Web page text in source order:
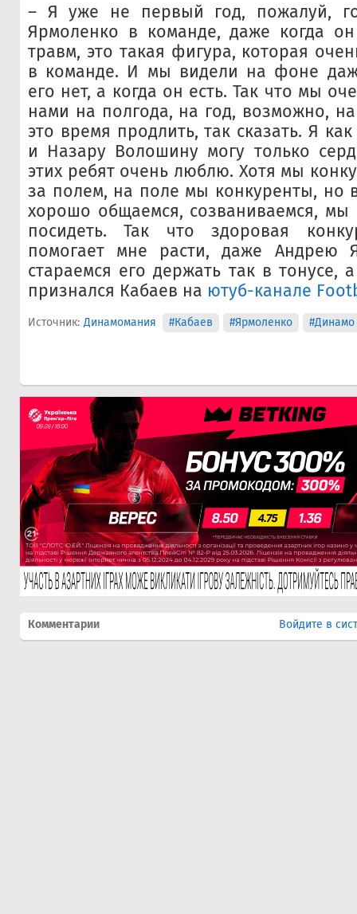
– Я уже не первый год, пожалуй,
Ярмоленко в команде, даже когда
травм, это такая фигура, которая
в команде. И мы видели на фоне
его нет, а когда он есть. Так что мы
нами на полгода, на год, возможно,
это время продлить, так сказать. Я
и Назару Волошину могу только
этих ребят очень люблю. Хотя мы
за полем, на поле мы конкуренты, но
хорошо общаемся, созваниваемся,
посидеть. Так что здоровая
помогает мне расти, даже Андрею
стараемся его держать так в тонусе,
признался Кабаев на ютуб-канале
Источник: Динамомания #Кабаев #Ярмоленко #Динамо
Комментарии Войдите в